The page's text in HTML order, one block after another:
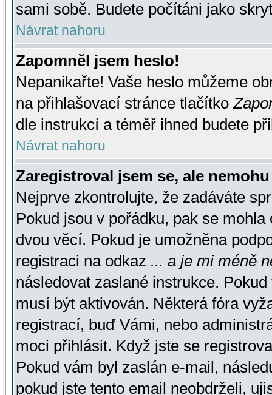
sami sobě. Budete počítáni jako
Návrat nahoru
Zapomněl jsem heslo!
Nepanikařte! Vaše heslo můžeme
na přihlašovací stránce tlačítko
dle instrukcí a téměř ihned budete
Návrat nahoru
Zaregistroval jsem se, ale
Nejprve zkontrolujte, že zadáváte
Pokud jsou v pořádku, pak se
dvou věcí. Pokud je umožněna
registraci na odkaz ... a je mi méně
následovat zaslané instrukce.
musí být aktivován. Některá fóra
registrací, buď Vámi, nebo
moci přihlásit. Když jste se
Pokud vám byl zaslán e-mail,
pokud jste tento email neobdrželi,